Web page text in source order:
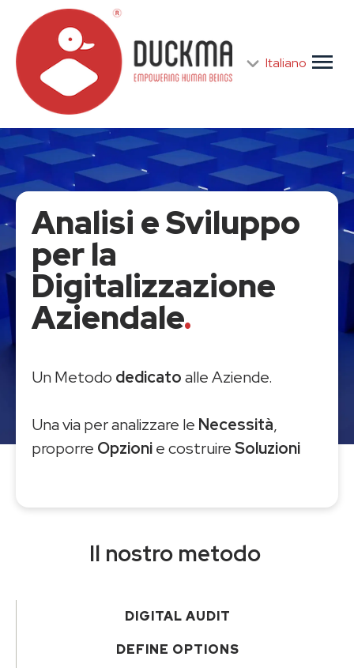
Italiano menu
Analisi e Sviluppo
per la
Digitalizzazione
Aziendale.
Un Metodo dedicatoalle Aziende.
Una via per analizzare le Necessità,
proporre Opzionie costruireSoluzioni
Il nostro metodo
DIGITAL AUDIT
DEFINE OPTIONS